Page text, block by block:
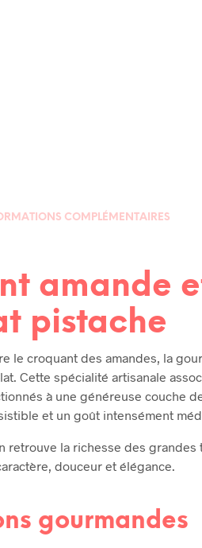
COMPLÉMENTAIRES
amande
pistache
le croquant des amandes, la
Cette spécialité artisanale
à une généreuse couche
et un goût intensément
retrouve la richesse des
douceur et élégance.
gourmandes